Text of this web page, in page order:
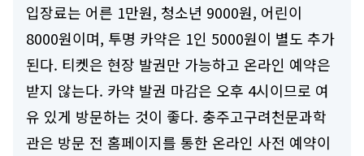
입장료는 어른 1만원, 청소년 9000원, 어린이
8000원이며, 투명 카약은 1인 5000원이 별도 추가
된다. 티켓은 현장 발권만 가능하고 온라인 예약은
받지 않는다. 카약 발권 마감은 오후 4시이므로 여
유 있게 방문하는 것이 좋다. 충주고구려천문과학
관은 방문 전 홈페이지를 통한 온라인 사전 예약이